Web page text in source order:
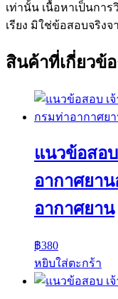
เท่านั้น เนื้อหาเป็นการ
เรียง มิใช่ข้อสอบจริง
สินค้าที่เกี่ยวข้อ
แนวข้อสอ
อากาศยา
อากาศยาน
฿380
หยิบใส่ตะกร้า